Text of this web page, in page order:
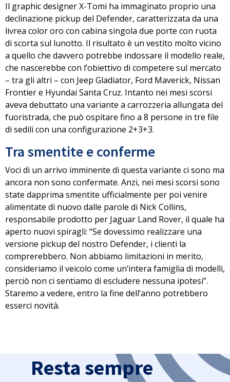
Il graphic designer X-Tomi ha immaginato proprio una
declinazione pickup del Defender, caratterizzata da una
livrea color oro con cabina singola due porte con ruota
di scorta sul lunotto. Il risultato è un vestito molto vicino
a quello che davvero potrebbe indossare il modello reale,
che nascerebbe con l’obiettivo di competere sul mercato
– tra gli altri – con Jeep Gladiator, Ford Maverick, Nissan
Frontier e Hyundai Santa Cruz. Intanto nei mesi scorsi
aveva debuttato una variante a carrozzeria allungata del
fuoristrada, che può ospitare fino a 8 persone in tre file
di sedili con una configurazione 2+3+3.
Tra smentite e conferme
Voci di un arrivo imminente di questa variante ci sono ma
ancora non sono confermate. Anzi, nei mesi scorsi sono
state dapprima smentite ufficialmente per poi venire
alimentate di nuovo dalle parole di Nick Collins,
responsabile prodotto per Jaguar Land Rover, il quale ha
aperto nuovi spiragli: “Se dovessimo realizzare una
versione pickup del nostro Defender, i clienti la
comprerebbero. Non abbiamo limitazioni in merito,
consideriamo il veicolo come un’intera famiglia di modelli,
perciò non ci sentiamo di escludere nessuna ipotesi”.
Staremo a vedere, entro la fine dell’anno potrebbero
esserci novità.
Resta sempre